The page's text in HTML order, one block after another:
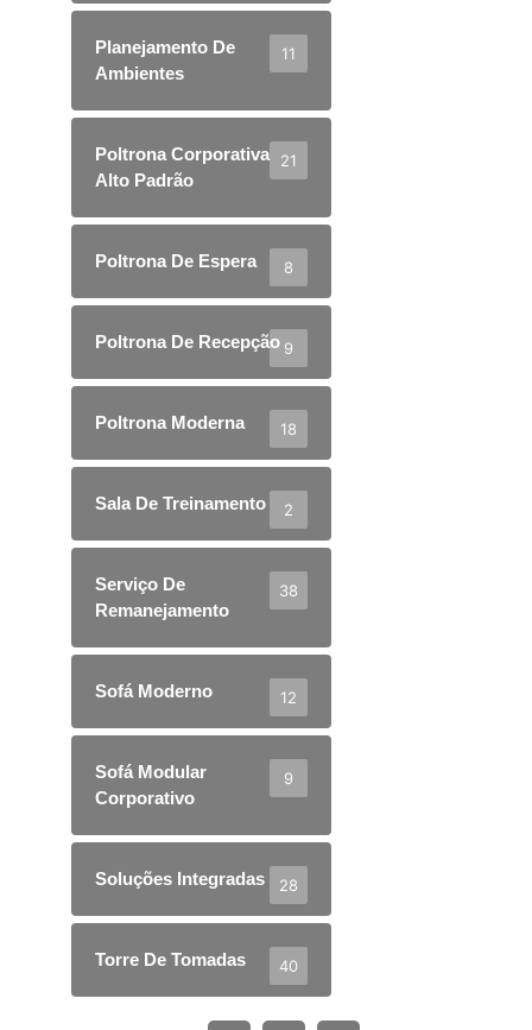
Planejamento De
Ambientes
11
Poltrona Corporativa
Alto Padrão
21
Poltrona De Espera 8
Poltrona De Recepção 9
Poltrona Moderna 18
Sala De Treinamento 2
Serviço De
Remanejamento
38
Sofá Moderno 12
Sofá Modular
Corporativo
9
Soluções Integradas 28
Torre De Tomadas 40